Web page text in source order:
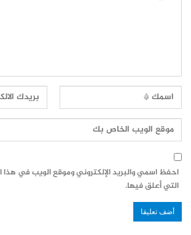
احفظ اسمي والبريد الإلكتروني وموقع الويب في هذا
التي أعلق فيها.